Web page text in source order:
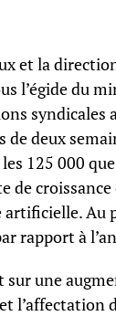
et la
l’égide du
de deux
125 000
de
artificielle.
rapport à
une
l’affectation